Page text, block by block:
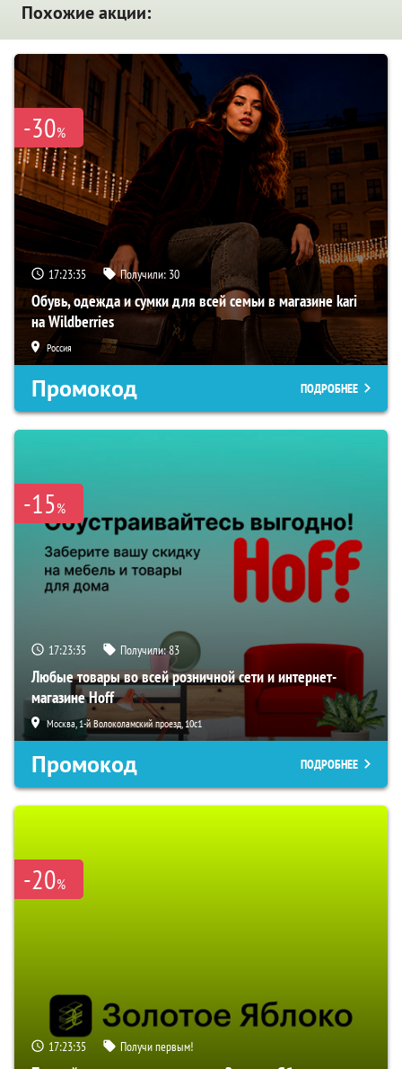
Похожие акции:
-30%
17:23:34 Получили: 30
Обувь, одежда и сумки для всей семьи в магазине kari
на Wildberries
Россия
Промокод ПОДРОБНЕЕ
-15%
17:23:34 Получили:83
Любые товары во всей розничной сети и интернет-
магазине Hoff
Москва, 1-й Волоколамский проезд, 10с1
Промокод ПОДРОБНЕЕ
-20%
17:23:34 Получи первым!